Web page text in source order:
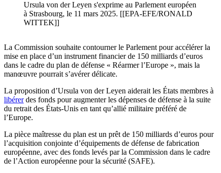
Ursula von der Leyen s'exprime au Parlement européen
à Strasbourg, le 11 mars 2025. [[EPA-EFE/RONALD
WITTEK]]
La Commission souhaite contourner le Parlement pour accélérer la
mise en place d’un instrument financier de 150 milliards d’euros
dans le cadre du plan de défense « Réarmer l’Europe », mais la
manœuvre pourrait s’avérer délicate.
La proposition d’Ursula von der Leyen aiderait les États membres à
libérerdes fonds pour augmenter les dépenses de défense à la suite
du retrait des États-Unis en tant qu’allié militaire préféré de
l’Europe.
La pièce maîtresse du plan est un prêt de 150 milliards d’euros pour
l’acquisition conjointe d’équipements de défense de fabrication
européenne, avec des fonds levés par la Commission dans le cadre
de l’Action européenne pour la sécurité (SAFE).